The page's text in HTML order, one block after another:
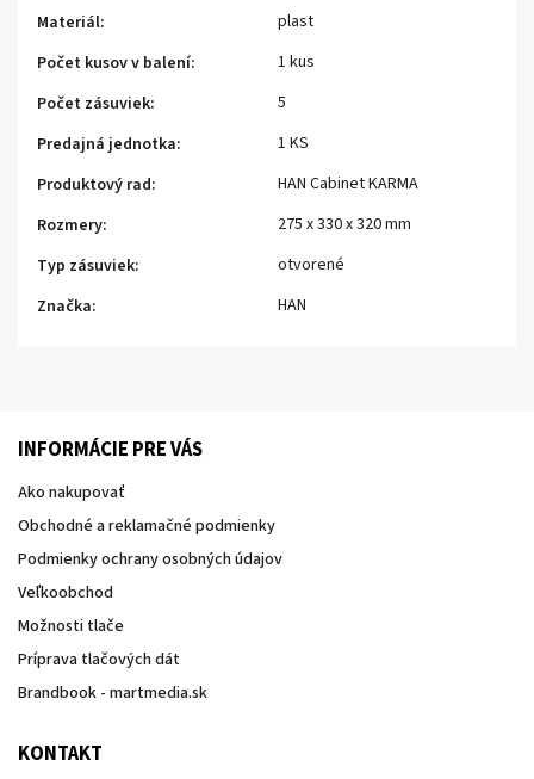
Materiál:
plast
Počet kusov v balení:
1 kus
Počet zásuviek:
5
Predajná jednotka:
1 KS
Produktový rad:
HAN Cabinet KARMA
Rozmery:
275 x 330 x 320 mm
Typ zásuviek:
otvorené
Značka: HAN
INFORMÁCIE PRE VÁS
Ako nakupovať
Obchodné a reklamačné podmienky
Podmienky ochrany osobných údajov
Veľkoobchod
Možnosti tlače
Príprava tlačových dát
Brandbook - martmedia.sk
KONTAKT